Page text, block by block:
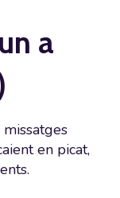
a
en picat,